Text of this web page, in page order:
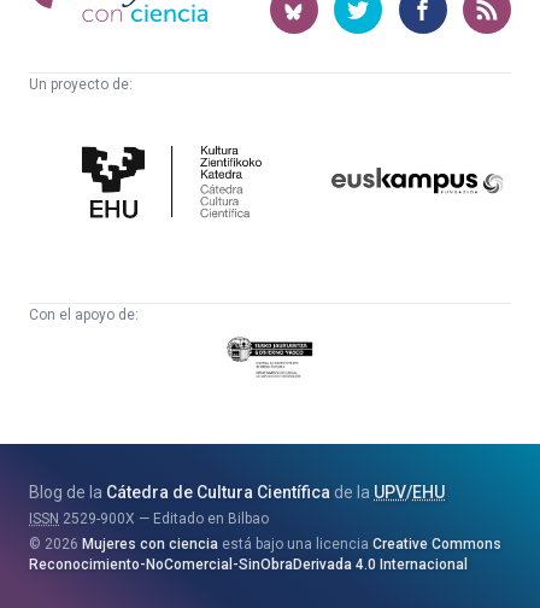
ciencia
Un proyecto de:
Cultura
Científica
Con el apoyo de:
Eusko
Jaurlaritza
eta
Berrikuntza
Saila
Blog de la Cátedra de Cultura Científica de la UPV/EHU
ISSN 2529-900X
Editado en Bilbao
2026 Mujeres con ciencia está bajo una licencia Creative Commons
Reconocimiento-NoComercial-SinObraDerivada 4.0 Internacional